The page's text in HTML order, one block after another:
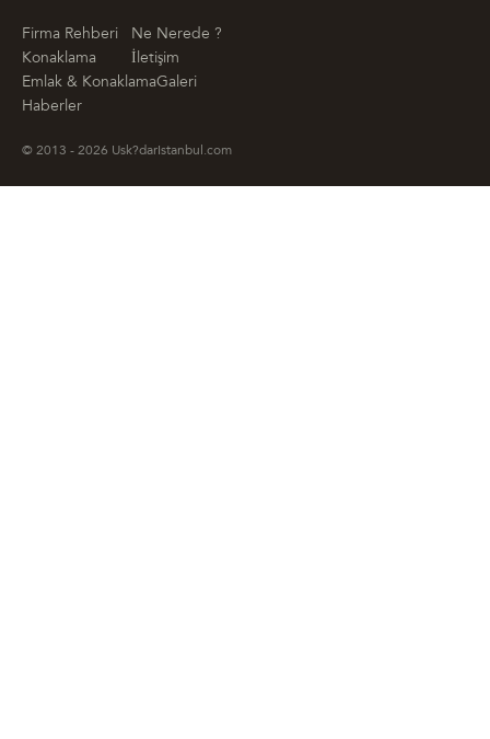
Firma Rehberi
Ne Nerede ?
Konaklama
İletişim
Emlak & KonaklamaGaleri
Haberler
© 2013 - 2026 Usk?darIstanbul.com